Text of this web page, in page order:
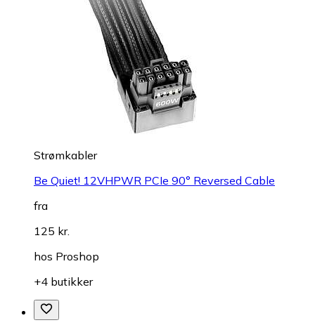
Strømkabler
Be Quiet! 12VHPWR PCIe 90° Reversed Cable
fra
125 kr.
hos Proshop
+4 butikker